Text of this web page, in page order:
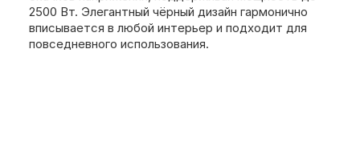
2500 Вт. Элегантный чёрный дизайн гармонично
вписывается в любой интерьер и подходит для
повседневного использования.